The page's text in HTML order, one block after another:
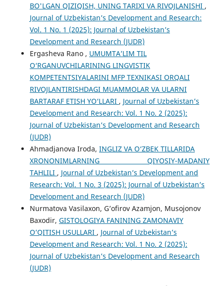
BO'LGAN QIZIQISH, UNING TARIXI VA RIVOJLANISHI ,
Journal of Uzbekistan’s Development and Research:
Vol. 1 No. 1 (2025): Journal of Uzbekistan’s
Development and Research (JUDR)
Ergasheva Rano , UMUMTA’LIM TIL
O‘RGANUVCHILARINING LINGVISTIK
KOMPETENTSIYALARINI MFP TEXNIKASI ORQALI
RIVOJLANTIRISHDAGI MUAMMOLAR VA ULARNI
BARTARAF ETISH YO‘LLARI , Journal of Uzbekistan’s
Development and Research: Vol. 1 No. 2 (2025):
Journal of Uzbekistan’s Development and Research
(JUDR)
Ahmadjanova Iroda, INGLIZ VA O‘ZBEK TILLARIDA
XRONONIMLARNING QIYOSIY-MADANIY
TAHLILI , Journal of Uzbekistan’s Development and
Research: Vol. 1 No. 3 (2025): Journal of Uzbekistan’s
Development and Research (JUDR)
Nurmatova Vasilaxon, G’ofirov Azamjon, Musojonov
Baxodir, GISTOLOGIYA FANINING ZAMONAVIY
O’QITISH USULLARI , Journal of Uzbekistan’s
Development and Research: Vol. 1 No. 2 (2025):
Journal of Uzbekistan’s Development and Research
(JUDR)